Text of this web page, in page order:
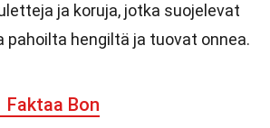
ja koruja, jotka suojelevat
pahoilta hengiltä ja tuovat onnea.
Faktaa Bon